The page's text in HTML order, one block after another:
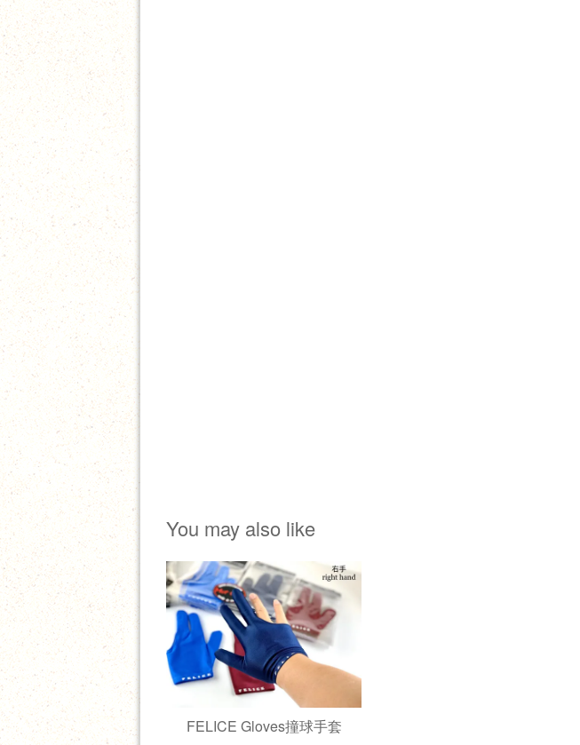
You may also like
FELICE Gloves撞球手套